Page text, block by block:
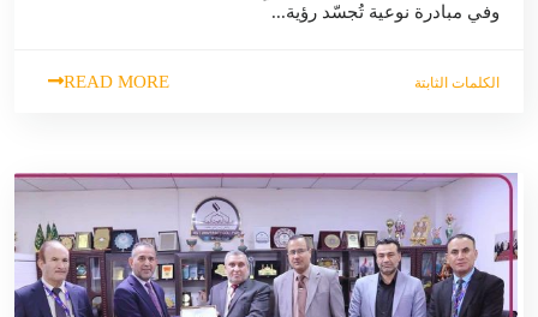
وفي مبادرة نوعية تُجسّد رؤية...
الكلمات الثابتة READ MORE